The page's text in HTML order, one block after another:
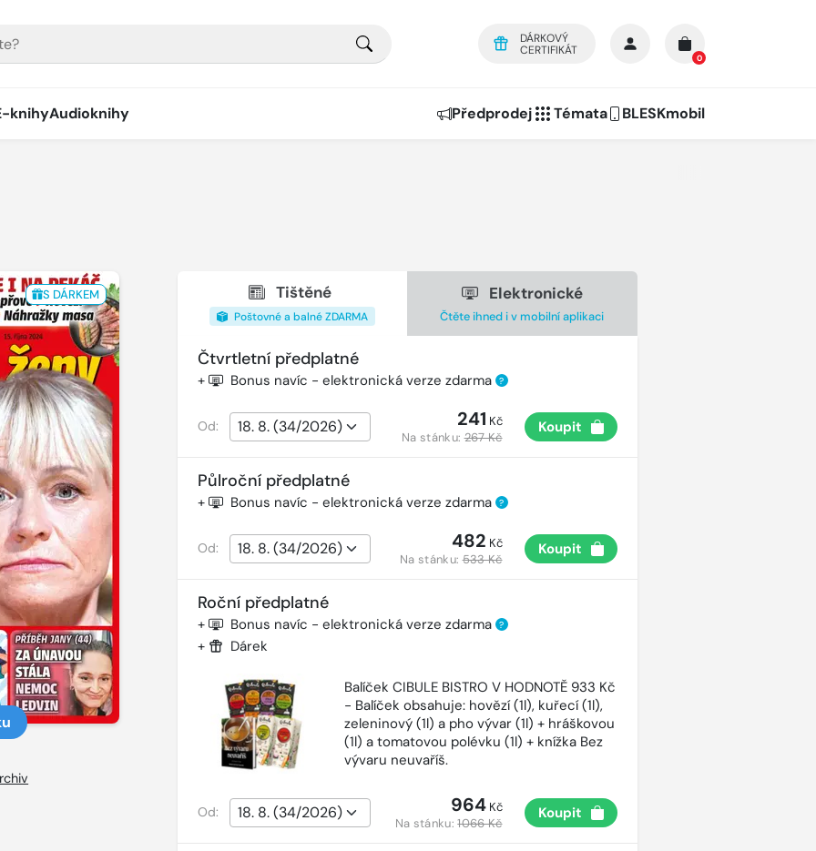
DÁRKOVÝ
CERTIFIKÁT
0
knihyAudioknihy Předprodej Témata BLESKmobil
S DÁRKEM Tištěné
Poštovné a balné ZDARMA
Elektronické
Čtěte ihned i v mobilní aplikaci
Čtvrtletní předplatné
+ Bonus navíc - elektronická verze zdarma ?
Od: 241 Kč
Na stánku:267 Kč
Koupit
Půlroční předplatné
+ Bonus navíc - elektronická verze zdarma ?
Od: 482 Kč
Na stánku:533 Kč
Koupit
Roční předplatné
+ Bonus navíc - elektronická verze zdarma ?
+ Dárek
Balíček CIBULE BISTRO V HODNOTĚ 933 Kč
- Balíček obsahuje: hovězí (1l), kuřecí (1l),
zeleninový (1l) a pho vývar (1l) + hráškovou
(1l) a tomatovou polévku (1l) + knížka Bez
vývaru neuvaříš.
Od: 964Kč
Na stánku:1066 Kč
Koupit